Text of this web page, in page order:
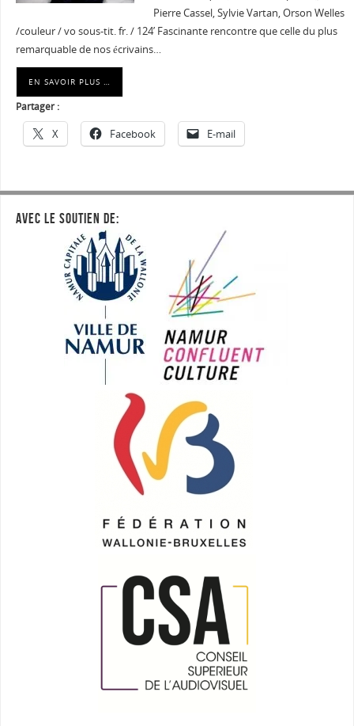
Pierre Cassel, Sylvie Vartan, Orson Welles
/couleur / vo sous-tit. fr. / 124’ Fascinante rencontre que celle du plus
remarquable de nos écrivains…
EN SAVOIR PLUS …
Partager :
X Facebook E-mail
AVEC LE SOUTIEN DE: